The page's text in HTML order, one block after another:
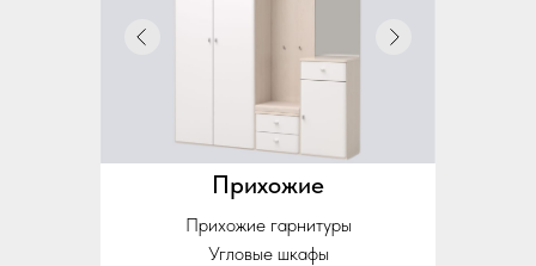
Прихожие
Прихожие гарнитуры
Угловые шкафы